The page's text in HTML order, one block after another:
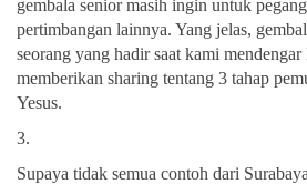
gembala senior masih ingin untuk
pertimbangan lainnya. Yang jelas,
seorang yang hadir saat kami
memberikan sharing tentang 3 tahap
Yesus.
3.
Supaya tidak semua contoh dari